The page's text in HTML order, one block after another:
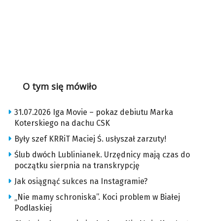
O tym się mówiło
31.07.2026 Iga Movie – pokaz debiutu Marka
Koterskiego na dachu CSK
Były szef KRRiT Maciej Ś. usłyszał zarzuty!
Ślub dwóch Lublinianek. Urzędnicy mają czas do
początku sierpnia na transkrypcję
Jak osiągnąć sukces na Instagramie?
„Nie mamy schroniska”. Koci problem w Białej
Podlaskiej